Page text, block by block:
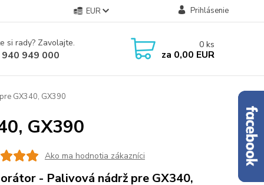
EUR Prihlásenie
si rady? Zavolajte.
949 000
0 ks
za 0,00 EUR
GX340, GX390
GX390
Ako ma hodnotia zákazníci
- Palivová nádrž pre GX340,